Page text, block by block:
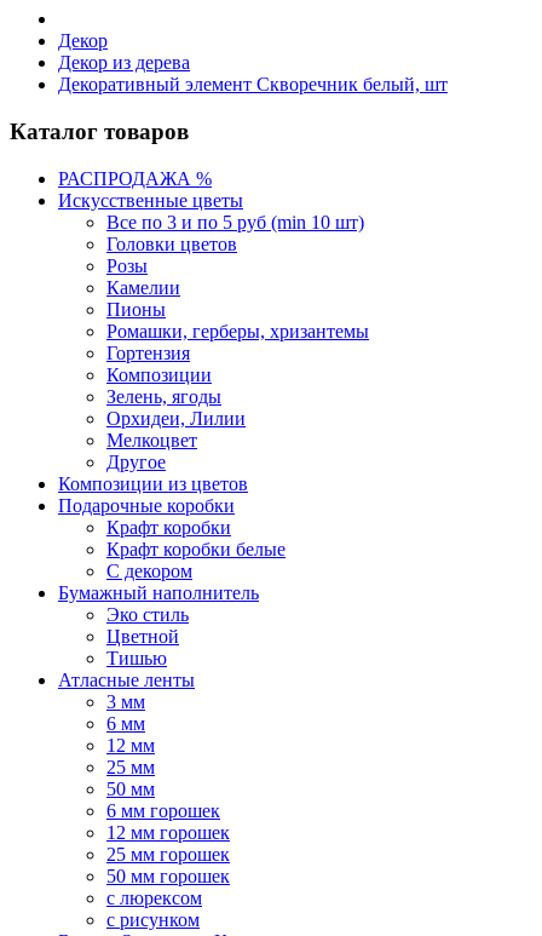
Декор
Декор из дерева
Декоративный элемент Скворечник белый, шт
Каталог товаров
РАСПРОДАЖА %
Искусственные цветы
Все по 3 и по 5 руб (min 10 шт)
Головки цветов
Розы
Камелии
Пионы
Ромашки, герберы, хризантемы
Гортензия
Композиции
Зелень, ягоды
Орхидеи, Лилии
Мелкоцвет
Другое
Композиции из цветов
Подарочные коробки
Крафт коробки
Крафт коробки белые
С декором
Бумажный наполнитель
Эко стиль
Цветной
Тишью
Атласные ленты
3 мм
6 мм
12 мм
25 мм
50 мм
6 мм горошек
12 мм горошек
25 мм горошек
50 мм горошек
с люрексом
с рисунком